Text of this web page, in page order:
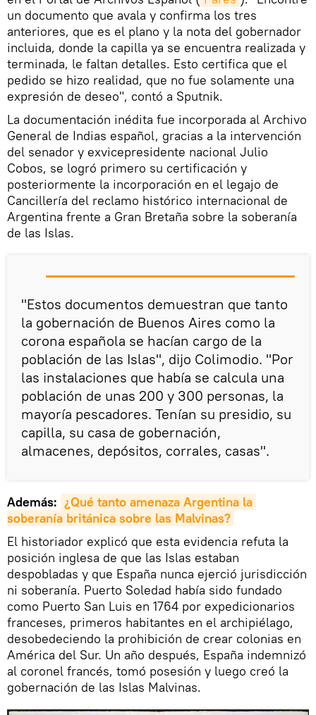
un documento que avala y confirma los tres
anteriores, que es el plano y la nota del gobernador
incluida, donde la capilla ya se encuentra realizada y
terminada, le faltan detalles. Esto certifica que el
pedido se hizo realidad, que no fue solamente una
expresión de deseo", contó a Sputnik.
La documentación inédita fue incorporada al Archivo
General de Indias español, gracias a la intervención
del senador y exvicepresidente nacional Julio
Cobos, se logró primero su certificación y
posteriormente la incorporación en el legajo de
Cancillería del reclamo histórico internacional de
Argentina frente a Gran Bretaña sobre la soberanía
de las Islas.
"Estos documentos demuestran que tanto
la gobernación de Buenos Aires como la
corona española se hacían cargo de la
población de las Islas", dijo Colimodio. "Por
las instalaciones que había se calcula una
población de unas 200 y 300 personas, la
mayoría pescadores. Tenían su presidio, su
capilla, su casa de gobernación,
almacenes, depósitos, corrales, casas".
Además: ¿Qué tanto amenaza Argentina la
soberanía británica sobre las Malvinas?
El historiador explicó que esta evidencia refuta la
posición inglesa de que las Islas estaban
despobladas y que España nunca ejerció jurisdicción
ni soberanía. Puerto Soledad había sido fundado
como Puerto San Luis en 1764 por expedicionarios
franceses, primeros habitantes en el archipiélago,
desobedeciendo la prohibición de crear colonias en
América del Sur. Un año después, España indemnizó
al coronel francés, tomó posesión y luego creó la
gobernación de las Islas Malvinas.